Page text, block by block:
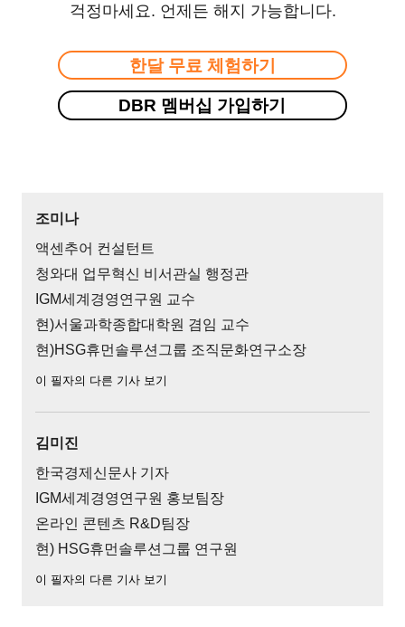
걱정마세요. 언제든 해지 가능합니다.
한달 무료 체험하기
DBR 멤버십 가입하기
조미나
액센추어 컨설턴트
청와대 업무혁신 비서관실 행정관
IGM세계경영연구원 교수
현)서울과학종합대학원 겸임 교수
현)HSG휴먼솔루션그룹 조직문화연구소장
이 필자의 다른 기사 보기
김미진
한국경제신문사 기자
IGM세계경영연구원 홍보팀장
온라인 콘텐츠 R&D팀장
현) HSG휴먼솔루션그룹 연구원
이 필자의 다른 기사 보기